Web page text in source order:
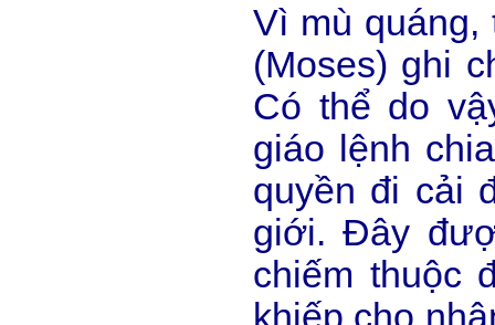
Vì mù quáng,
(Moses) ghi
Có thể do
giáo lệnh
quyền đi cải
giới. Đây
chiếm thuộc
khiếp cho